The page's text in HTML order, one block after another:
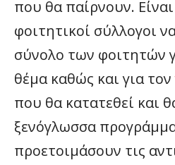
που θα παίρνουν.
φοιτητικοί σύλλογοι
σύνολο των φοιτητών
θέμα καθώς και για τον
που θα κατατεθεί και
ξενόγλωσσα
προετοιμάσουν τις